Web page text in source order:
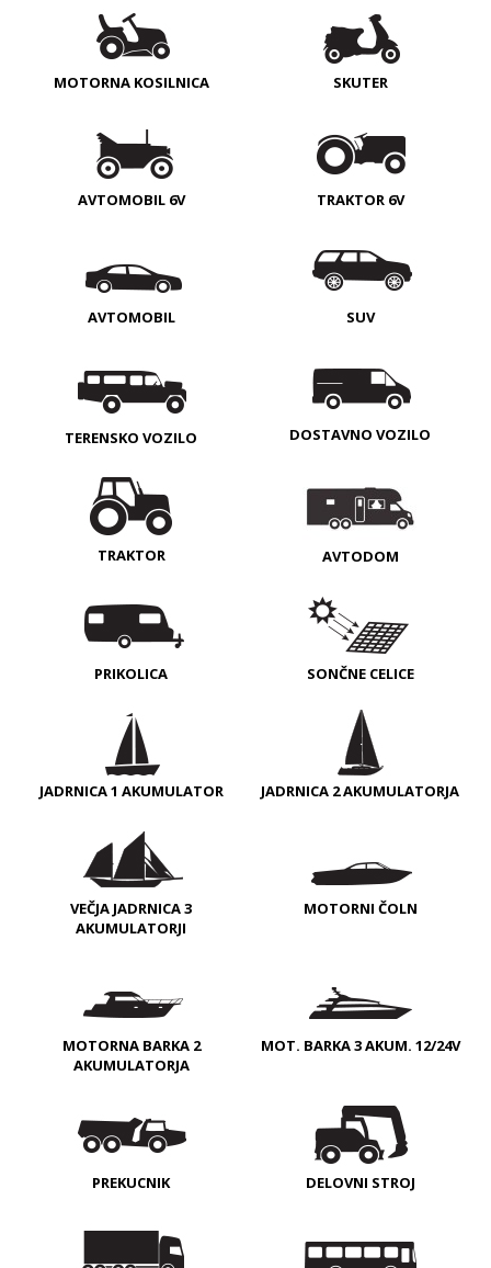
MOTORNA KOSILNICA SKUTER
AVTOMOBIL 6V TRAKTOR 6V
AVTOMOBIL SUV
TERENSKO VOZILO DOSTAVNO VOZILO
TRAKTOR AVTODOM
PRIKOLICA SONČNE CELICE
JADRNICA 1 AKUMULATOR JADRNICA 2 AKUMULATORJA
VEČJA JADRNICA 3
AKUMULATORJI
MOTORNI ČOLN
MOTORNA BARKA 2
AKUMULATORJA
MOT. BARKA 3 AKUM. 12/24V
PREKUCNIK DELOVNI STROJ